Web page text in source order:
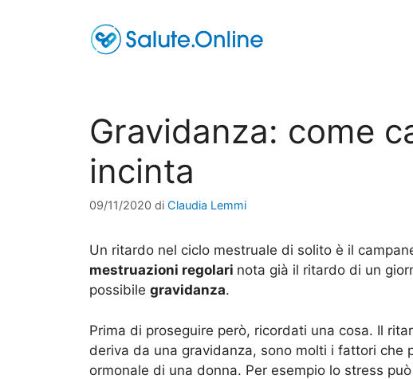
Gravidanza: come
incinta
09/11/2020 di Claudia Lemmi
Un ritardo nel ciclo mestruale di solito è il
mestruazioni regolari nota già il ritardo di un
possibile gravidanza.
Prima di proseguire però, ricordati una cosa. Il
deriva da una gravidanza, sono molti i fattori che
ormonale di una donna. Per esempio lo stress